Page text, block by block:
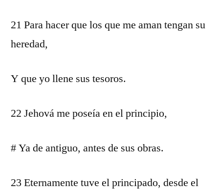
21 Para hacer que los que me aman tengan su
heredad,
Y que yo llene sus tesoros.
22 Jehová me poseía en el principio,
# Ya de antiguo, antes de sus obras.
23 Eternamente tuve el principado, desde el